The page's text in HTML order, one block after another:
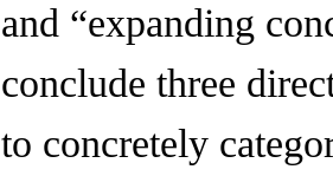
and “expanding
conclude three
to concretely